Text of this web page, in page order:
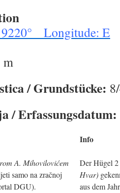
Longitude: E
m
/ Grundstücke:
/ Erfassungsdatum:
A. Mihovilovićem
samo na zračnoj
DGU).
Info
Der Hügel
Hvar)
aus dem